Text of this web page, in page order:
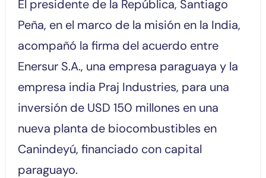
El presidente de la República, Santiago
Peña, en el marco de la misión en la India,
acompañó la firma del acuerdo entre
Enersur S.A., una empresa paraguaya y la
empresa india Praj Industries, para una
inversión de USD 150 millones en una
nueva planta de biocombustibles en
Canindeyú, financiado con capital
paraguayo.